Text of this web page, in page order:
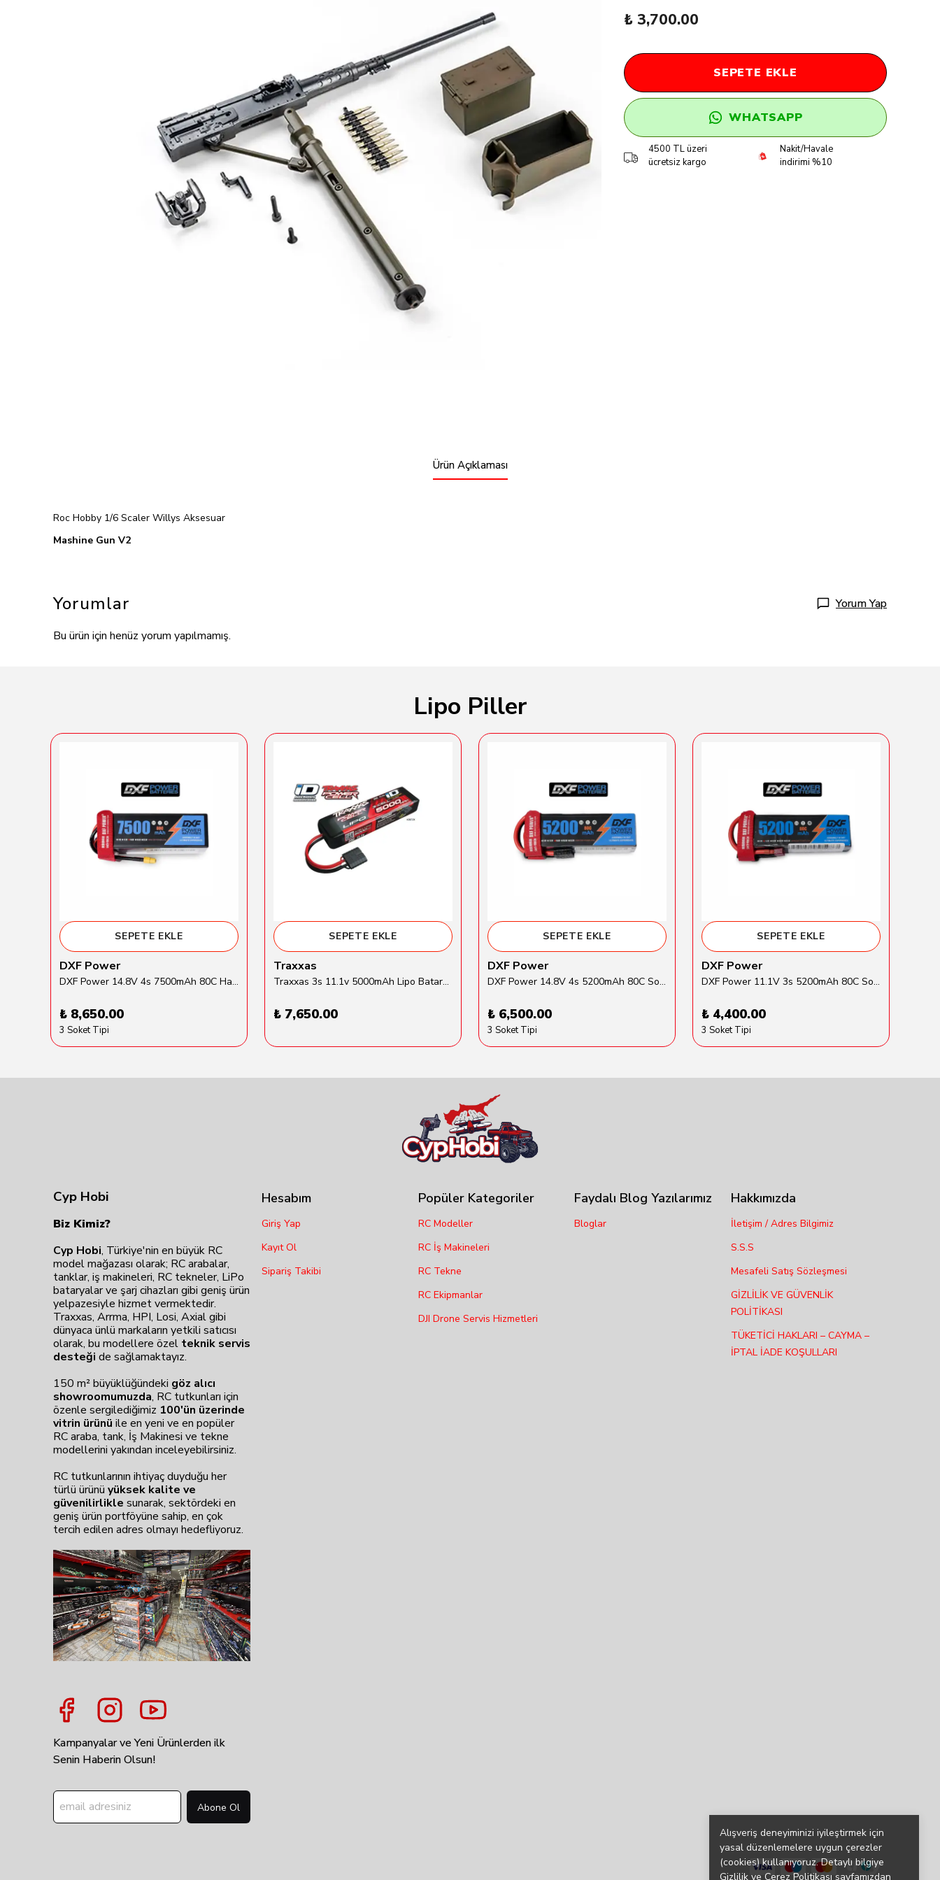
Alışveriş deneyiminizi iyileştirmek için
yasal düzenlemelere uygun çerezler
(cookies) kullanıyoruz. Detaylı bilgiye
Gizlilik ve Çerez Politikası sayfamızdan
₺ 3,700.00
SEPETE EKLE
WHATSAPP
4500 TL üzeri
ücretsiz kargo
Nakit/Havale
indirimi %10
Ürün Açıklaması
Roc Hobby 1/6 Scaler Willys Aksesuar
Mashine Gun V2
Yorumlar Yorum Yap
Bu ürün için henüz yorum yapılmamış.
Lipo Piller
SEPETE EKLE
DXF Power
DXF Power 14.8V 4s 7500mAh 80C Hardcase Lipo Batarya
₺ 8,650.00
3 Soket Tipi
SEPETE EKLE
Traxxas
Traxxas 3s 11.1v 5000mAh Lipo Batarya (TRX 2872X)
₺ 7,650.00
SEPETE EKLE
DXF Power
DXF Power 14.8V 4s 5200mAh 80C Softcase Lipo Batarya
₺ 6,500.00
3 Soket Tipi
SEPETE EKLE
DXF Power
DXF Power 11.1V 3s 5200mAh 80C Softcase Lipo Batarya
₺ 4,400.00
3 Soket Tipi
Hesabım
Giriş Yap
Kayıt Ol
Sipariş Takibi
Popüler Kategoriler
RC Modeller
RC İş Makineleri
RC Tekne
RC Ekipmanlar
DJI Drone Servis Hizmetleri
Faydalı Blog Yazılarımız
Bloglar
Hakkımızda
İletişim / Adres Bilgimiz
S.S.S
Mesafeli Satış Sözleşmesi
GİZLİLİK VE GÜVENLİK
POLİTİKASI
TÜKETİCİ HAKLARI – CAYMA –
İPTAL İADE KOŞULLARI
Cyp Hobi
Biz Kimiz?
Cyp Hobi, Türkiye'nin en büyük RC
model mağazası olarak; RC arabalar,
tanklar, iş makineleri, RC tekneler, LiPo
bataryalar ve şarj cihazları gibi geniş ürün
yelpazesiyle hizmet vermektedir.
Traxxas, Arrma, HPI, Losi, Axial gibi
dünyaca ünlü markaların yetkili satıcısı
olarak, bu modellere özel teknik servis
desteği de sağlamaktayız.
150 m² büyüklüğündeki göz alıcı
showroomumuzda, RC tutkunları için
özenle sergilediğimiz 100'ün üzerinde
vitrin ürünü ile en yeni ve en popüler
RC araba, tank, İş Makinesi ve tekne
modellerini yakından inceleyebilirsiniz.
RC tutkunlarının ihtiyaç duyduğu her
türlü ürünü yüksek kalite ve
güvenilirlikle sunarak, sektördeki en
geniş ürün portföyüne sahip, en çok
tercih edilen adres olmayı hedefliyoruz.
Kampanyalar ve Yeni Ürünlerden ilk
Senin Haberin Olsun!
Abone Ol